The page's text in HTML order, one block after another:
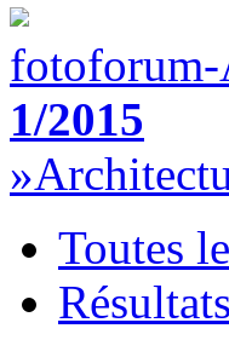
fotoforum-
1/2015
Toutes
Résultats